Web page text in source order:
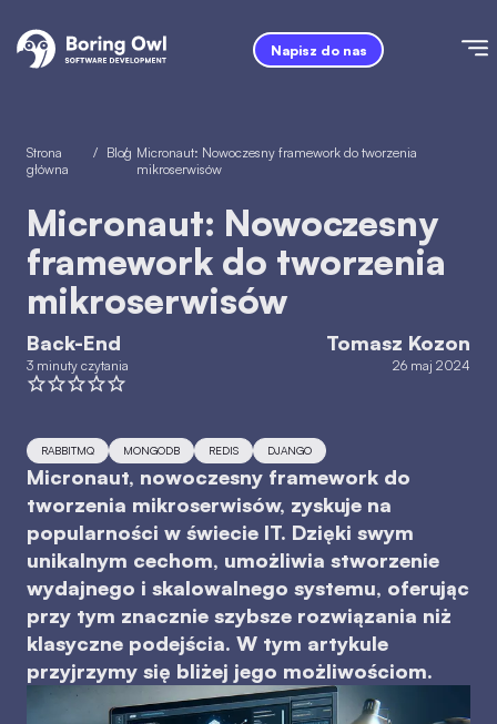
Napisz do nas
Strona
główna
/ Blog
/
Micronaut: Nowoczesny framework do tworzenia
mikroserwisów
Micronaut: Nowoczesny
framework do tworzenia
mikroserwisów
Back-End
3 minuty czytania
Tomasz Kozon
26 maj 2024
RABBITMQ MONGODB REDIS DJANGO
Micronaut, nowoczesny framework do
tworzenia mikroserwisów, zyskuje na
popularności w świecie IT. Dzięki swym
unikalnym cechom, umożliwia stworzenie
wydajnego i skalowalnego systemu, oferując
przy tym znacznie szybsze rozwiązania niż
klasyczne podejścia. W tym artykule
przyjrzymy się bliżej jego możliwościom.